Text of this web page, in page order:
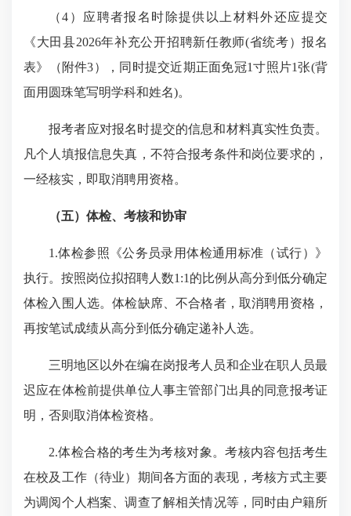
（4 ） 应聘者报名时除提供以上材料外还应提交
《大田县2026年补充公开招聘新任教师(省统考）报名
表》（附件3），同时提交近期正面免冠1寸照片1张(背
面用圆珠笔写明学科和姓名)。
报考者应对报名时提交的信息和材料真实性负责。
凡个人填报信息失真，不符合报考条件和岗位要求的，
一经核实，即取消聘用资格。
（五）体检、考核和协审
1.体检参照《公务员录用体检通用标准（试行）》
执行。按照岗位拟招聘人数1:1 的比例从高分到低分确定
体检入围人选。体检缺席、不合格者，取消聘用资格，
再按笔试成绩从高分到低分确定递补人选。
三明地区以外在编在岗报考人员和企业在职人员最
迟应在体检前提供单位人事主管部门出具的同意报考证
明，否则取消体检资格。
2.体检合格的考生为考核对象。考核内容包括考生
在校及工作（待业）期间各方面的表现，考核方式主要
为调阅个人档案、调查了解相关情况等，同时由户籍所